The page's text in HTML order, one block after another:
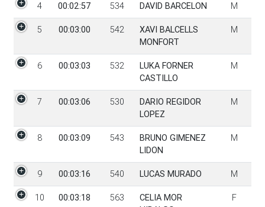
4 00:02:57 534 DAVID BARCELON M
5 00:03:00 542
XAVI BALCELLS
MONFORT
M
6 00:03:03 532
LUKA FORNER
CASTILLO
M
7 00:03:06 530
DARIO REGIDOR
LOPEZ
M
8 00:03:09 543
BRUNO GIMENEZ
LIDON
M
9 00:03:16 540 LUCAS MURADO M
10 00:03:18 563
CELIA MOR
F